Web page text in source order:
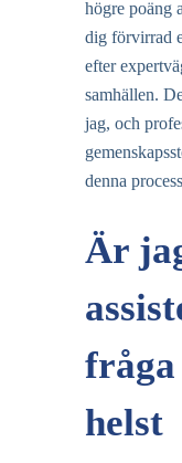
högre poäng
dig förvirrad
efter
samhällen.
jag, och
denna
Är
fråga
helst